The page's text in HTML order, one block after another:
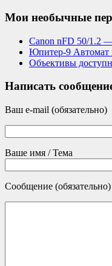
Мои необычные
Canon nFD 50/1.2
Юпитер-9 Автомат
Объективы
Написать
Ваш e-mail (обязательно)
Ваше имя / Тема
Сообщение (обязательно)